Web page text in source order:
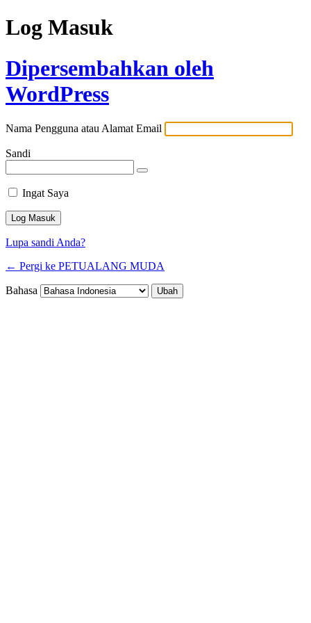
Log Masuk
Dipersembahkan oleh
WordPress
Nama Pengguna atau Alamat Email
Sandi
Ingat Saya
Lupa sandi Anda?
← Pergi ke PETUALANG MUDA
Bahasa